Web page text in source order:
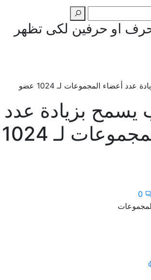
او حرفين لكى تظهر
أعضاء المجموعات لـ 1024 عضو
بزيادة عدد
أعضاء المجموعات لـ 1024
0